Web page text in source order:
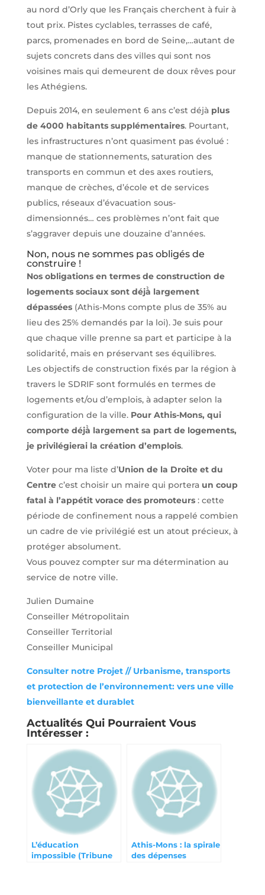
au nord d’Orly que les Français cherchent à fuir à
tout prix. Pistes cyclables, terrasses de café,
parcs, promenades en bord de Seine,…autant de
sujets concrets dans des villes qui sont nos
voisines mais qui demeurent de doux rêves pour
les Athégiens.
Depuis 2014, en seulement 6 ans c’est déjà plus
de 4000 habitants supplémentaires. Pourtant,
les infrastructures n’ont quasiment pas évolué :
manque de stationnements, saturation des
transports en commun et des axes routiers,
manque de crèches, d’école et de services
publics, réseaux d’évacuation sous-
dimensionnés… ces problèmes n’ont fait que
s’aggraver depuis une douzaine d’années.
Non, nous ne sommes pas obligés de
construire !
Nos obligations en termes de construction de
logements sociaux sont déjà̀ largement
dépassées(Athis-Mons compte plus de 35% au
lieu des 25% demandés par la loi). Je suis pour
que chaque ville prenne sa part et participe à la
solidarité́, mais en préservant ses équilibres.
Les objectifs de construction fixés par la région à
travers le SDRIF sont formulés en termes de
logements et/ou d’emplois, à adapter selon la
configuration de la ville. Pour Athis-Mons, qui
comporte déjà̀ largement sa part de logements,
je privilégierai la création d’emplois.
Voter pour ma liste d’Union de la Droite et du
Centrec’est choisir un maire qui portera un coup
fatal à l’appétit vorace des promoteurs: cette
période de confinement nous a rappelé combien
un cadre de vie privilégié est un atout précieux, à
protéger absolument.
Vous pouvez compter sur ma détermination au
service de notre ville.
Julien Dumaine
Conseiller Métropolitain
Conseiller Territorial
Conseiller Municipal
Consulter notre Projet // Urbanisme, transports
et protection de l’environnement: vers une ville
bienveillante et durablet
Actualités Qui Pourraient Vous
Intéresser :
L’éducation
impossible (Tribune
Athis-Mons : la spirale
des dépenses